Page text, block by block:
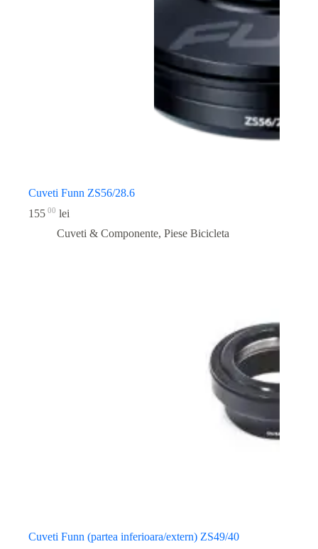
Cuveti Funn ZS56/28.6
155 00 lei
Cuveti & Componente, Piese Bicicleta
Cuveti Funn (partea inferioara/extern) ZS49/40